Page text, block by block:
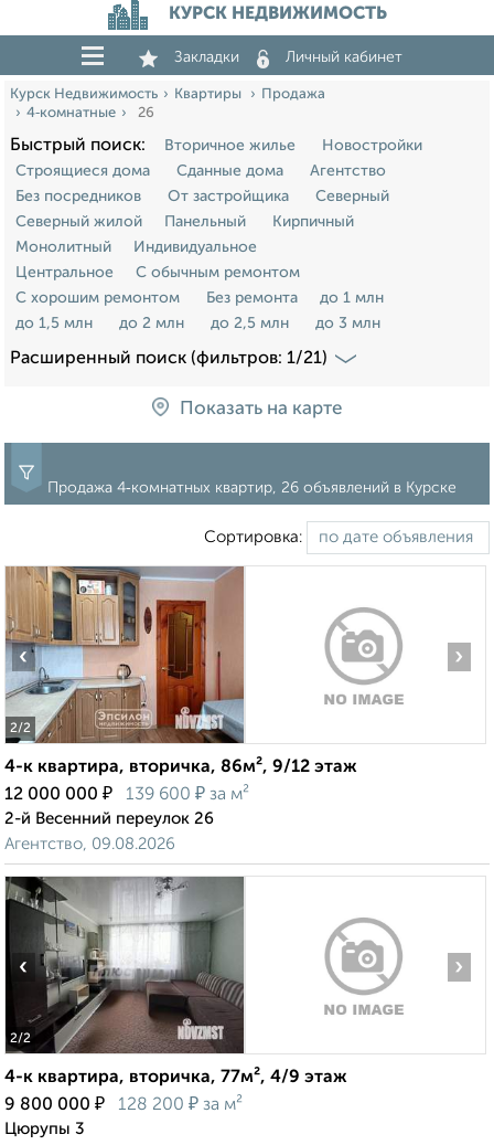
КУРСК НЕДВИЖИМОСТЬ
Закладки Личный кабинет
Курск Недвижимость Квартиры
Продажа
4‑комнатные
26
Быстрый поиск: Вторичное жилье
Новостройки
Строящиеся дома
Сданные дома
Агентство
Без посредников
От застройщика
Северный
Северный жилой
Панельный
Кирпичный
Монолитный
Индивидуальное
Центральное
С обычным ремонтом
С хорошим ремонтом
Без ремонта
до 1 млн
до 1,5 млн
до 2 млн до 2,5 млн до 3 млн
Расширенный поиск (фильтров: 1/21)
Показать на карте
Продажа 4‑комнатных квартир, 26 объявлений в Курске
Сортировка:
2/2
‹ ›
4-к квартира, вторичка, 86м², 9/12 этаж
12 000 000 ₽ 139 600 ₽ за м²
2-й Весенний переулок 26
Агентство, 09.08.2026
2/2
‹ ›
4-к квартира, вторичка, 77м², 4/9 этаж
9 800 000 ₽ 128 200 ₽ за м²
Цюрупы 3